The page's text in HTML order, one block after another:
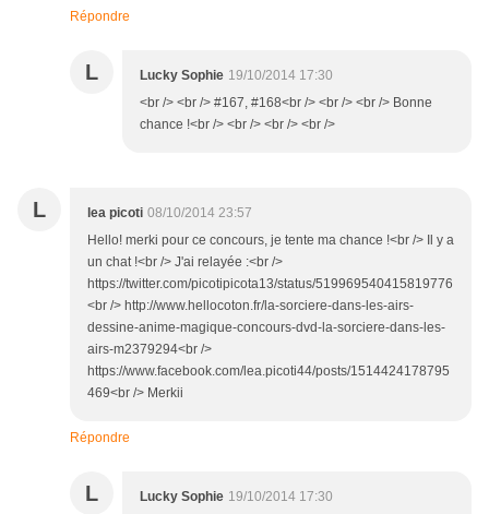
Répondre
L Lucky Sophie 19/10/2014 17:30
<br /> <br /> #167, #168<br /> <br /> <br /> Bonne
chance !<br /> <br /> <br /> <br />
L lea picoti 08/10/2014 23:57
Hello! merki pour ce concours, je tente ma chance !<br /> Il y a
un chat !<br /> J'ai relayée :<br />
https://twitter.com/picotipicota13/status/519969540415819776
<br /> http://www.hellocoton.fr/la-sorciere-dans-les-airs-
dessine-anime-magique-concours-dvd-la-sorciere-dans-les-
airs-m2379294<br />
https://www.facebook.com/lea.picoti44/posts/1514424178795
469<br /> Merkii
Répondre
L Lucky Sophie 19/10/2014 17:30